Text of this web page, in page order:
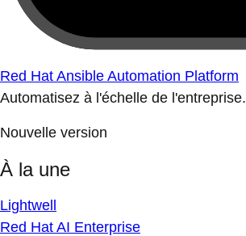
Red Hat Ansible Automation Platform
Automatisez à l'échelle de l'entreprise.
Nouvelle version
À la une
Lightwell
Red Hat AI Enterprise